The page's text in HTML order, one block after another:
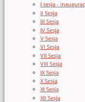
I sesja -
II Sesja
III Sesja
IV Sesja
V Sesja
VI Sesja
VII Sesja
VIII Sesja
IX Sesja
X Sesja
XI Sesja
XII Sesja